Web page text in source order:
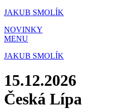
Přejít
obsahu
JAKUB SMOLÍK
NOVINKY
MENU
JAKUB SMOLÍK
15.12.2026
Česká Lípa